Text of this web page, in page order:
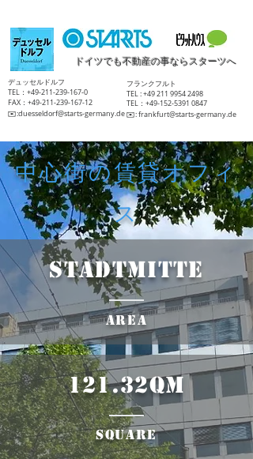
ドイツでも不動産の事ならスターツへ
​デュッセルドルフ
TEL：+49-211-239-167-0
FAX：+49-211-239-167-12
​✉️:duesseldorf@starts-germany.de
​フランクフルト
TEL :+49 211 9954 2498
TEL：+49-152-5391 0847
​✉️:frankfurt@starts-germany.de
中心街の賃貸オフィ
ス
Stadtmitte
Area
121.32qm
​square